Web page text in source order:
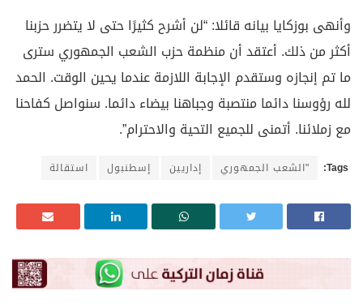
وأنهى بوزكايا بيانه قائلا: “لن أشرح كثيرًا حتى لا يتضرر حزبنا
أكثر من ذلك. أعتقد أن منظمة حزب الشعب الجمهوري سترى
ما تم إنجازه وستقدم الإجابة اللازمة عندما يحين الوقت. الحمد
لله رؤوسنا دائما منتصبة وجباهنا بيضاء دائما. سنواصل كفاحنا
مع زملائنا. أتمنى للجميع التحية والاحترام”.‏
Tags: "الشعب الجمهوري إداريين إسطنبول استقالة